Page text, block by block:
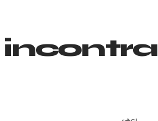
incontra